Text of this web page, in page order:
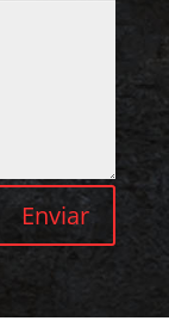
Enviar